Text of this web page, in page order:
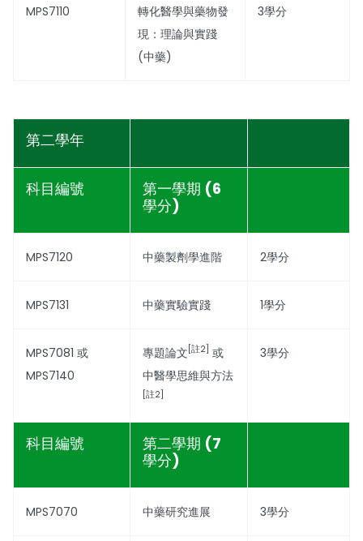
MPS7110
轉化醫學與藥物發
現：理論與實踐
(中藥)
3學分
第二學年
科目編號
第一學期 (6
學分)
MPS7120 中藥製劑學進階 2學分
MPS7131 中藥實驗實踐 1學分
MPS7081 或
MPS7140
專題論文 [註2] 或
中醫學思維與方法
[註2]
3學分
科目編號
第二學期 (7
學分)
MPS7070 中藥研究進展 3學分